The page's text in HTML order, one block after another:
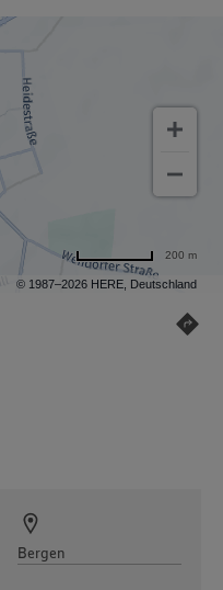
© 1987–2026 HERE, Deutschland
200 m
Bergen